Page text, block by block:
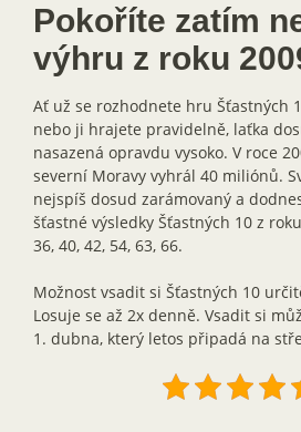
Pokoříte zatím
výhru z roku
Ať už se rozhodnete hru Šťastných
nebo ji hrajete pravidelně, laťka
nasazená opravdu vysoko. V roce
severní Moravy vyhrál 40 miliónů.
nejspíš dosud zarámovaný a
šťastné výsledky Šťastných 10 z
36, 40, 42, 54, 63, 66.
Možnost vsadit si Šťastných 10
Losuje se až 2x denně. Vsadit si
1. dubna, který letos připadá na